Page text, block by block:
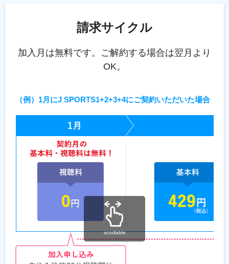
請求サイクル
加入月は無料です。ご解約する場合は翌月より
OK。
（例）1月にJ SPORTS1+2+3+4にご契約いただいた場合
scrollable